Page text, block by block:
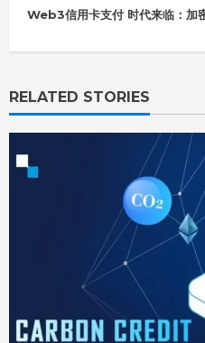
i
u
R
e
a
i
Web3信用卡支付 时代来临：加
RELATED STORIES